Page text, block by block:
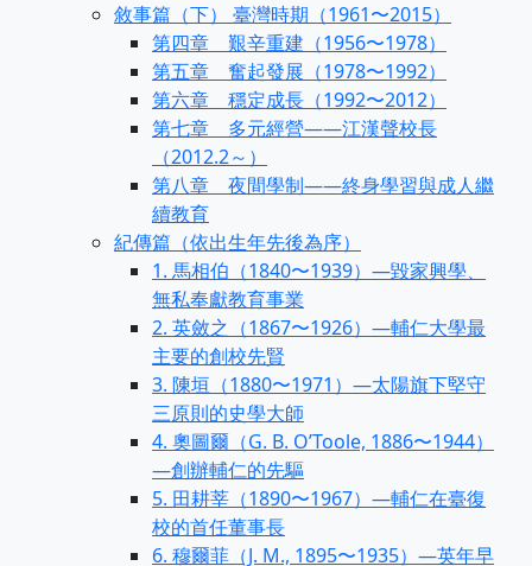
敘事篇（下） 臺灣時期（1961〜2015）
第四章 艱辛重建（1956〜1978）
第五章 奮起發展（1978〜1992）
第六章 穩定成長（1992〜2012）
第七章 多元經營——江漢聲校長
（2012.2～）
第八章 夜間學制——終身學習與成人繼
續教育
紀傳篇（依出生年先後為序）
1. 馬相伯（1840〜1939）—毀家興學、
無私奉獻教育事業
2. 英斂之（1867〜1926）—輔仁大學最
主要的創校先賢
3. 陳垣（1880〜1971）—太陽旗下堅守
三原則的史學大師
4. 奧圖爾（G. B. O’Toole, 1886〜1944）
—創辦輔仁的先驅
5. 田耕莘（1890〜1967）—輔仁在臺復
校的首任董事長
6. 穆爾菲（J. M., 1895〜1935）—英年早